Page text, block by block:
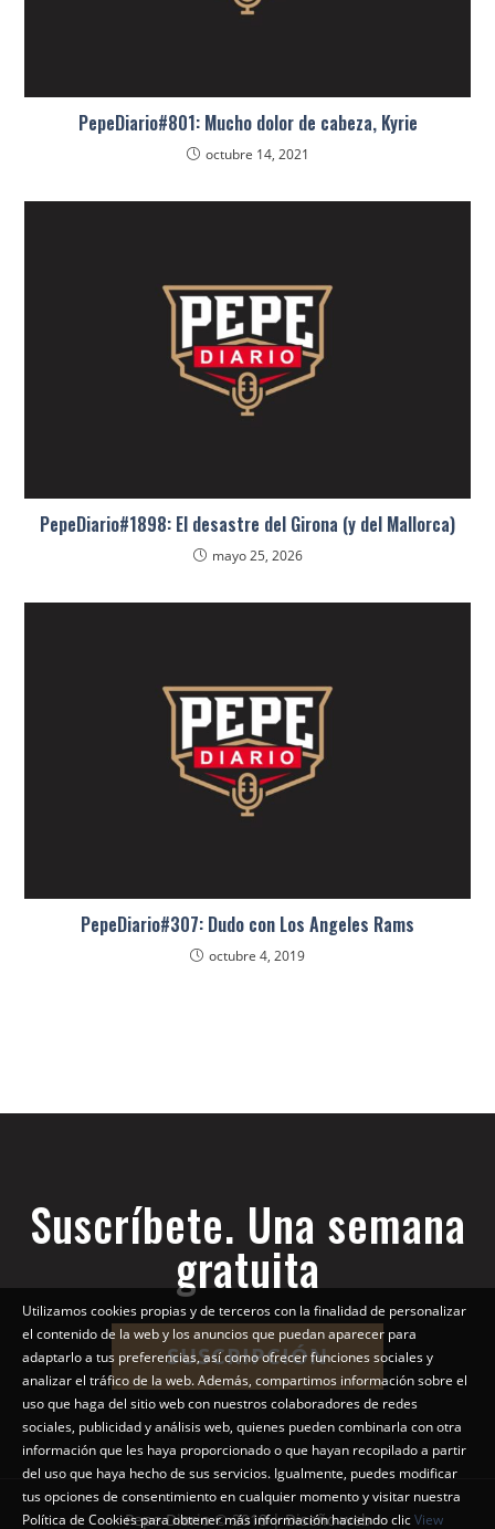
PepeDiario#801: Mucho dolor de cabeza, Kyrie
octubre 14, 2021
PepeDiario#1898: El desastre del Girona (y del Mallorca)
mayo 25, 2026
PepeDiario#307: Dudo con Los Angeles Rams
octubre 4, 2019
Suscríbete. Una semana
gratuita
SUSCRIPCIÓN
Pepe Diario © 2018 | Diseño web
Utilizamos cookies propias y de terceros con la finalidad de personalizar
el contenido de la web y los anuncios que puedan aparecer para
adaptarlo a tus preferencias, así como ofrecer funciones sociales y
analizar el tráfico de la web. Además, compartimos información sobre el
uso que haga del sitio web con nuestros colaboradores de redes
sociales, publicidad y análisis web, quienes pueden combinarla con otra
información que les haya proporcionado o que hayan recopilado a partir
del uso que haya hecho de sus servicios. Igualmente, puedes modificar
tus opciones de consentimiento en cualquier momento y visitar nuestra
Política de Cookies para obtener más información haciendo clicView